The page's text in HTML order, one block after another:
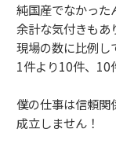
純国産でなかった
余計な気付きも
現場の数に比例し
1件より10件、10
僕の仕事は信頼関
成立しません！